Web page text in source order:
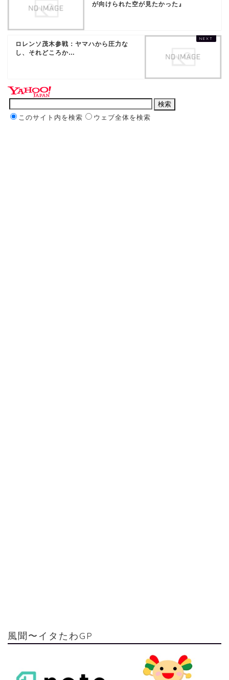
が向けられた空が見たかった』
ロレンソ茂木参戦：ヤマハから圧力な
し、それどころか…
このサイト内を検索 ウェブ全体を検索
風聞〜イタたわGP